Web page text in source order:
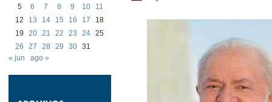
5
6 7 8 9 10
11
12
13 14 15 16 17
18
19
20 21 22 23 24 25
26
27 28 29 30 31
« jun
ago »